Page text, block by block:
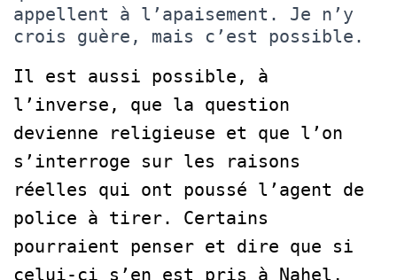
appellent à l’apaisement. Je n’y
crois guère, mais c’est possible.
Il est aussi possible, à
l’inverse, que la question
devienne religieuse et que l’on
s’interroge sur les raisons
réelles qui ont poussé l’agent de
police à tirer. Certains
pourraient penser et dire que si
celui-ci s’en est pris à Nahel,